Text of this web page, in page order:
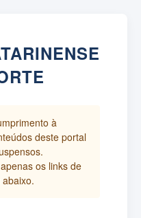
à
deste portal
os links de